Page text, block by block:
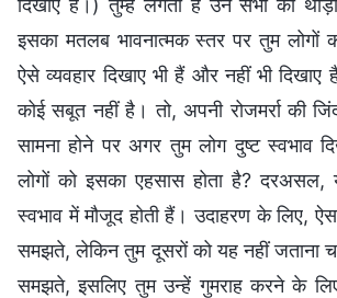
इसका मतलब भावनात्मक स्तर पर तुम लोगों
ऐसे व्यवहार दिखाए भी हैं और नहीं भी
कोई सबूत नहीं है। तो, अपनी रोजमर्रा की
सामना होने पर अगर तुम लोग दुष्ट स्वभाव
लोगों को इसका एहसास होता है?
स्वभाव में मौजूद होती हैं। उदाहरण के लिए,
समझते, लेकिन तुम दूसरों को यह नहीं जताना
समझते, इसलिए तुम उन्हें गुमराह करने के लिए